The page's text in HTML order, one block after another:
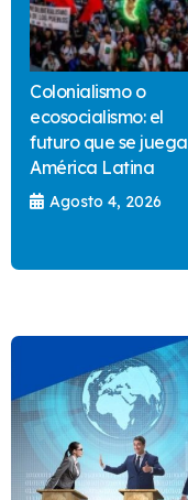
Colonialismo o
ecosocialismo: el
futuro que se juega
América Latina
Agosto 4, 2026